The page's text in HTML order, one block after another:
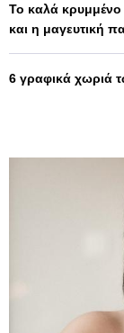
Το καλά κρυμμένο
και η μαγευτική
6 γραφικά χωριά